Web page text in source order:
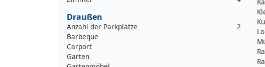
Draußen
Anzahl der Parkplätze
2
Barbeque
Carport
Garten